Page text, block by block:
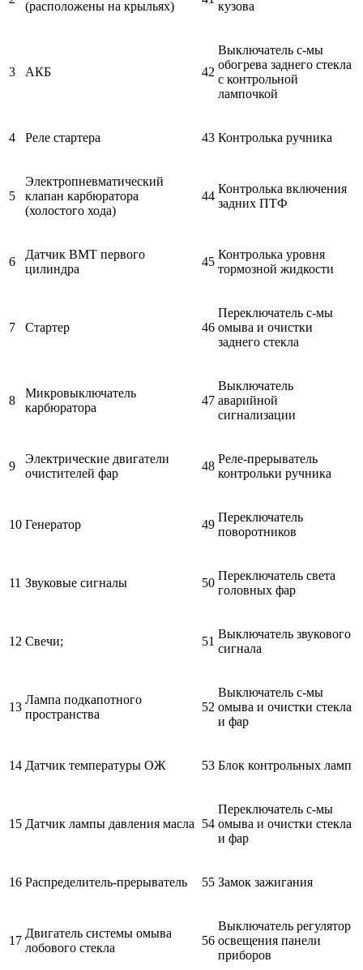
(расположены на крыльях) кузова
3 АКБ 42
Выключатель с-мы
обогрева заднего стекла
с контрольной
лампочкой
4 Реле стартера 43 Контролька ручника
5
Электропневматический
клапан карбюратора
(холостого хода)
44
Контролька включения
задних ПТФ
6
Датчик ВМТ первого
цилиндра
45
Контролька уровня
тормозной жидкости
7 Cтартер 46
Переключатель с-мы
омыва и очистки
заднего стекла
8
Микровыключатель
карбюратора
47
Выключатель
аварийной
сигнализации
9
Электрические двигатели
очистителей фар
48
Реле-прерыватель
контрольки ручника
10 Генератор 49
Переключатель
поворотников
11 Звуковые сигналы 50
Переключатель света
головных фар
12 Свечи; 51
Выключатель звукового
сигнала
13
Лампа подкапотного
пространства
52
Выключатель с-мы
омыва и очистки стекла
и фар
14 Датчик температуры ОЖ 53 Блок контрольных ламп
15 Датчик лампы давления масла 54
Переключатель с-мы
омыва и очистки стекла
и фар
16 Распределитель-прерыватель 55 Замок зажигания
17
Двигатель системы омыва
лобового стекла
56
Выключатель регулятор
освещения панели
приборов